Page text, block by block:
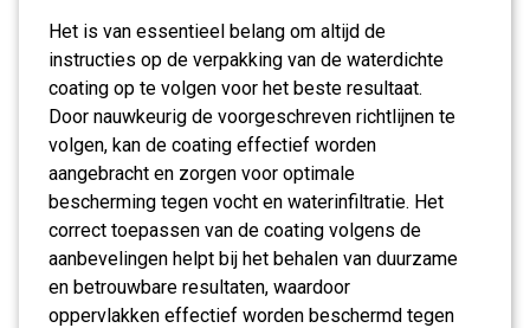
Het is van essentieel belang om altijd de
instructies op de verpakking van de waterdichte
coating op te volgen voor het beste resultaat.
Door nauwkeurig de voorgeschreven richtlijnen te
volgen, kan de coating effectief worden
aangebracht en zorgen voor optimale
bescherming tegen vocht en waterinfiltratie. Het
correct toepassen van de coating volgens de
aanbevelingen helpt bij het behalen van duurzame
en betrouwbare resultaten, waardoor
oppervlakken effectief worden beschermd tegen